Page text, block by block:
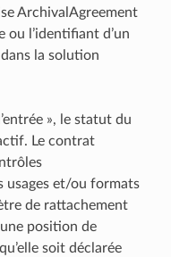
ArchivalAgreement
ou l’identifiant d’un
la solution
», le statut du
Le contrat
usages et/ou formats
de rattachement
position de
soit déclarée